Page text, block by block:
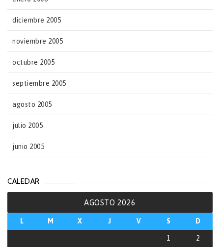
diciembre 2005
noviembre 2005
octubre 2005
septiembre 2005
agosto 2005
julio 2005
junio 2005
CALEDAR
AGOSTO 2026
L M X J V S D
1 2